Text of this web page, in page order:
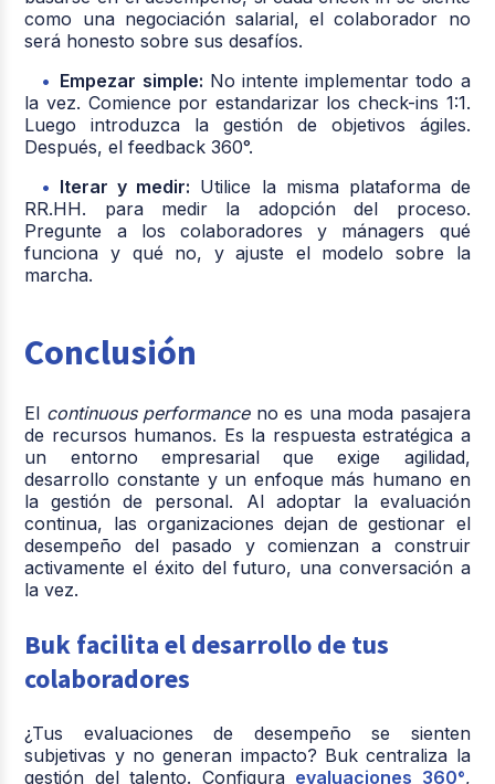
como una negociación salarial, el colaborador no
será honesto sobre sus desafíos.
Empezar simple: No intente implementar todo a
la vez. Comience por estandarizar los check-ins 1:1.
Luego introduzca la gestión de objetivos ágiles.
Después, el feedback 360°.
Iterar y medir: Utilice la misma plataforma de
RR.HH. para medir la adopción del proceso.
Pregunte a los colaboradores y mánagers qué
funciona y qué no, y ajuste el modelo sobre la
marcha.
Conclusión
El continuous performanceno es una moda pasajera
de recursos humanos. Es la respuesta estratégica a
un entorno empresarial que exige agilidad,
desarrollo constante y un enfoque más humano en
la gestión de personal. Al adoptar la evaluación
continua, las organizaciones dejan de gestionar el
desempeño del pasado y comienzan a construir
activamente el éxito del futuro, una conversación a
la vez.
Buk facilita el desarrollo de tus
colaboradores
¿Tus evaluaciones de desempeño se sienten
subjetivas y no generan impacto? Buk centraliza la
gestión del talento. Configura evaluaciones 360°,